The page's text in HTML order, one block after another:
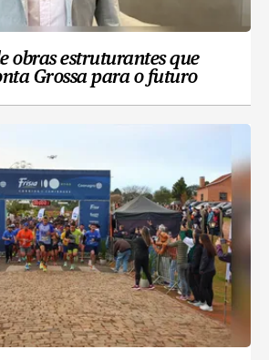
obras estruturantes que
Grossa para o futuro